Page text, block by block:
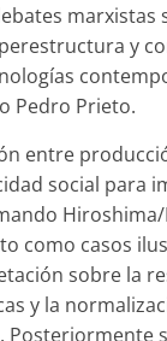
marxistas
y
Pedro Prieto.
entre
social para
Hiroshima/
como casos
sobre la
y la
Posteriormente